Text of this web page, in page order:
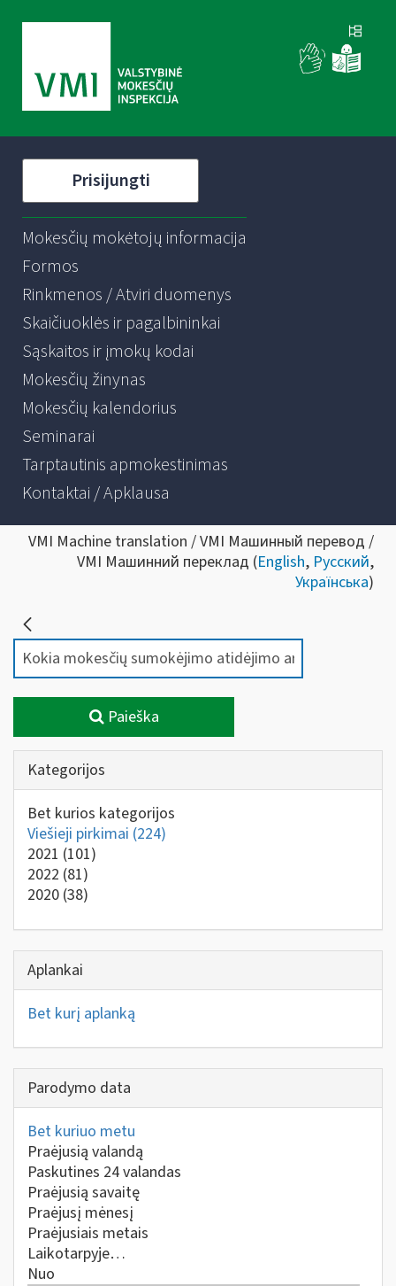
Prisijungti
Mokesčių mokėtojų informacija
Formos
Rinkmenos / Atviri duomenys
Skaičiuoklės ir pagalbininkai
Sąskaitos ir įmokų kodai
Mokesčių žinynas
Mokesčių kalendorius
Seminarai
Tarptautinis apmokestinimas
Kontaktai / Apklausa
VMI Machine translation / VMI Машинный перевод /
VMI Машинний переклад (English, Русский,
Українська)
Paieška
Kategorijos
Bet kurios kategorijos
Viešieji pirkimai (224)
2021 (101)
2022 (81)
2020 (38)
Aplankai
Bet kurį aplanką
Parodymo data
Bet kuriuo metu
Praėjusią valandą
Paskutines 24 valandas
Praėjusią savaitę
Praėjusį mėnesį
Praėjusiais metais
Laikotarpyje…
Nuo